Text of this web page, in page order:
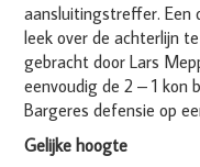
aansluitingstreffer. Een
leek over de achterlijn
gebracht door Lars
eenvoudig de 2 – 1 kon
Bargeres defensie op
Gelijke hoogte